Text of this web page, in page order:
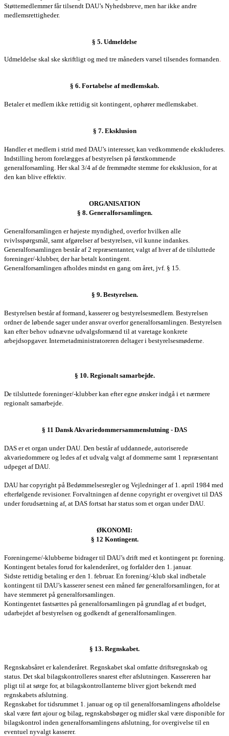
Støttemedlemmer får tilsendt DAU’s Nyhedsbreve , men har ikke andre
medlemsrettigheder.
§ 5. Udmeldelse
Udmeldelse skal ske skriftligt og med tre måneders varsel tilsendes formanden
§ 6. Fortabelse af medlemskab.
Betaler et medlem ikke rettidig sit kontingent, ophører medlemskabet.
§ 7. Eksklusion
Handler et medlem i strid med DAU’s interesser, kan vedkommende ekskluderes.
Indstilling herom forelægges afbestyrelsen på førstkommende
generalforsamling. Her skal 3/4 af de fremmødte stemme for eksklusion, for at
den kan blive effektiv.
ORGANISATION
§ 8. Generalforsamlingen.
Generalforsamlingen er højeste myndighed, overfor hvilken alle
tvivlsspørgsmål, samt afgørelser afbestyrelsen , vil kunne indankes.
Generalforsamlingen består af 2 repræsentanter, valgt af hver af de tilsluttede
foreninger/-klubber, der har betalt kontingent.
Generalforsamlingen afholdes mindst en gang om året, jvf. § 15.
§ 9. Bestyrelsen.
Bestyrelsen består af formand, kasserer og bestyrelsesmedlem. Bestyrelsen
ordner de løbende sager under ansvar overfor generalforsamlingen. Bestyrelsen
kan efter behov udnævne udvalgsformænd til at varetage konkrete
arbejdsopgaver. Internetadministratoreren deltager i bestyrelsesmøderne.
§ 10. Regionalt samarbejde.
De tilsluttede foreninger/-klubber kan efter egne ønsker indgå i et nærmere
regionalt samarbejde.
§ 11 Dansk Akvariedommersammenslutning - DAS
DAS er et organ under DAU. Den består af uddannede, autoriserede
akvariedommere og ledes af et udvalg valgt af dommerne samt 1 repræsentant
udpeget af DAU.
DAU har copyright på Bedømmelsesregler og Vejledninger af 1. april 1984 med
efterfølgende revisioner. Forvaltningen af denne copyright er overgivet til DAS
under forudsætning af, at DAS fortsat har status som et organ under DAU.
ØKONOMI:
§ 12 Kontingent.
Foreningerne/-klubberne bidrager til DAU’s drift med et kontingent pr. forening.
Kontingent betales forud for kalenderåret, og forfalder den 1. januar.
Sidste rettidig betaling er den 1. februar. En forening/-klub skal indbetale
kontingent til DAU’s kasserer senest een måned før generalforsamlingen , for at
have stemmeret på generalforsamlingen
Kontingentet fastsættes på generalforsamlingen på grundlag af et budget,
udarbejdet af bestyrelsen og godkendt af generalforsamlingen
§ 13. Regnskabet.
Regnskabsåret er kalenderåret. Regnskabet skal omfatte driftsregnskab og
status. Det skal bilagskontrolleres snarest efter afslutningen. Kassereren har
pligt til at sørge for, at bilagskontrollanterne bliver gjort bekendt med
regnskabets afslutning.
Regnskabet for tidsrummet 1. januar og op til generalforsamlingens afholdelse
skal være ført ajour og bilag, regnskabsbøger og midler skal være disponible for
bilagskontrol inden generalforsamlingens afslutning, for overgivelse til en
eventuel nyvalgt kasserer.